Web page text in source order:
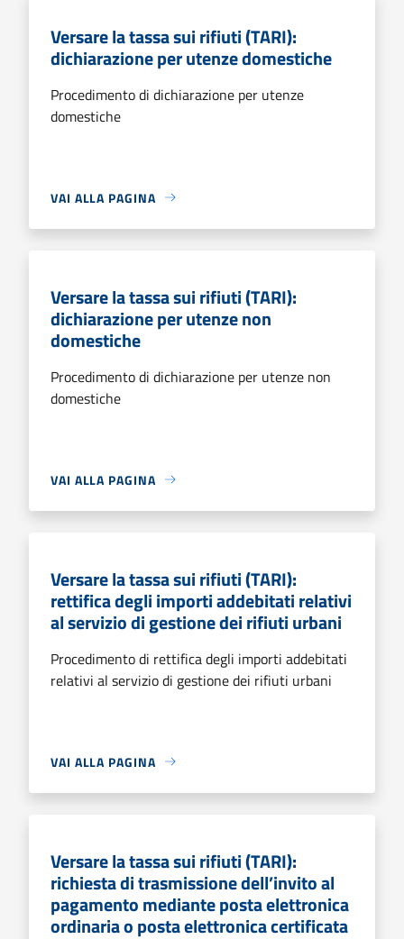
Versare la tassa sui rifiuti (TARI):
dichiarazione per utenze domestiche
Procedimento di dichiarazione per utenze
domestiche
VAI ALLA PAGINA
Versare la tassa sui rifiuti (TARI):
dichiarazione per utenze non
domestiche
Procedimento di dichiarazione per utenze non
domestiche
VAI ALLA PAGINA
Versare la tassa sui rifiuti (TARI):
rettifica degli importi addebitati relativi
al servizio di gestione dei rifiuti urbani
Procedimento di rettifica degli importi addebitati
relativi al servizio di gestione dei rifiuti urbani
VAI ALLA PAGINA
Versare la tassa sui rifiuti (TARI):
richiesta di trasmissione dell’invito al
pagamento mediante posta elettronica
ordinaria o posta elettronica certificata